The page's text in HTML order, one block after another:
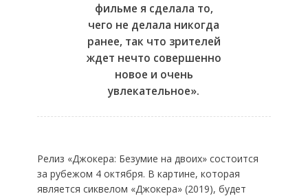
фильме я сделала то,
чего не делала никогда
ранее, так что зрителей
ждет нечто совершенно
новое и очень
увлекательное».
Релиз «Джокера: Безумие на двоих» состоится
за рубежом 4 октября. В картине, которая
является сиквелом «Джокера» (2019), будет